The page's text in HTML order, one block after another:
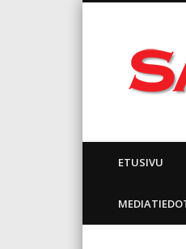
Facebook
ETUSIVU